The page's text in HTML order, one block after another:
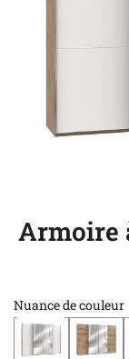
Armoire
Nuance de couleur